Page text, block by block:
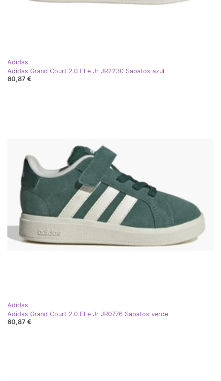
Adidas
Adidas Grand Court 2.0 El e Jr JR2230 Sapatos azul
60,87 €
Adidas
Adidas Grand Court 2.0 El e Jr JR0776 Sapatos verde
60,87 €